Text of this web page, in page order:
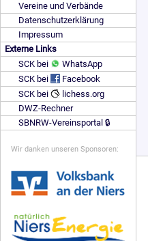
Vereine und Verbände
Datenschutzerklärung
Impressum
Externe Links
SCK bei
WhatsApp
SCK bei
Facebook
SCK bei
lichess.org
DWZ-Rechner
SBNRW-Vereinsportal 🔒
Wir danken unseren Sponsoren: